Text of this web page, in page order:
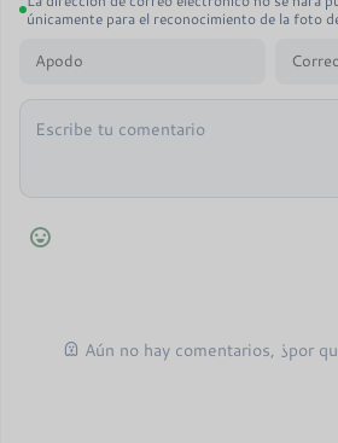
únicamente para el reconocimiento de la foto
Aún no hay comentarios, ¿por